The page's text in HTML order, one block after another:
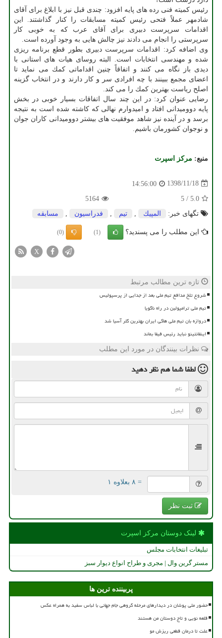
رئیس كمیته فنی رده های پایه افزود: چندی قبل نیز با ابلاغ برای آقای
شادمهر عملاً فتحی رئیس كمیته مسابقات را كنار گذاشتند. این
اقدامات سرپرست دبیری برای آقای عرب كه به خوبی كار
سرپرستی را انجام می دادند نیز چالش هایی به وجود آورده است.
وی اضافه كرد: اقدامات سرپرست دبیری بطور قطع برنامه ریزی
شده و مهندسی انتخابات است. البته روسای هیات های استانی با
دیدی باز نگاه می كنند و اتفاقاً چنین اقداماتی كمك می نماید تا
اعضای مجمع ببینند با چه افرادی سر و كار دارند و در انتخاب گزینه
اصلح ریاست بهترین كمك را می كند.
رضایی عنوان كرد: در این چند سال اتفاقات بسیار خوبی در بخش
پایه دوومیدانی افتاد و امیدوارم نهالی كه كاشته شده است به نتیجه
برسد و در آینده نیز شاهد موفقیت های بیشتر دوومیدانی كاران جوان
و نوجوان كشورمان باشیم.
منبع: مركز اسپرت
1398/11/18
14:56:00
5.0
/
5
5164
تگهای خبر:
المپیك تیم فدراسیون مسابقه
این مطلب را می پسندید؟ (1)
(0)
X
تازه ترین مطالب مرتبط
شروع تلخ مدافع تیم ملی بعد از جدایی از پرسپولیس
تیم ملی ترامپولین در راه ناگویا
دروازه بان تیم ملی هاکی ایران بهترین گلر آسیا شد
اینفانتینو نباید رئیس فیفا بماند
نظرات بینندگان در مورد این مطلب
لطفا شما همنظر دهید
= ۸ بعلاوه ۱
ثبت نظر
لینک دوستان مركز اسپرت
تبلیغات انتخابات مجلس
مستر گرین وال | مجری و طراح انواع دیوار سبز
پربیننده ترین ها
حضور ملی پوشان در دیدارهای مرحله گروهی جام جهانی با لباس سفید به همراه عکس
قلعه نویی و تاج دوستان من هستند
علت تا درمان قطعی ریزش مو